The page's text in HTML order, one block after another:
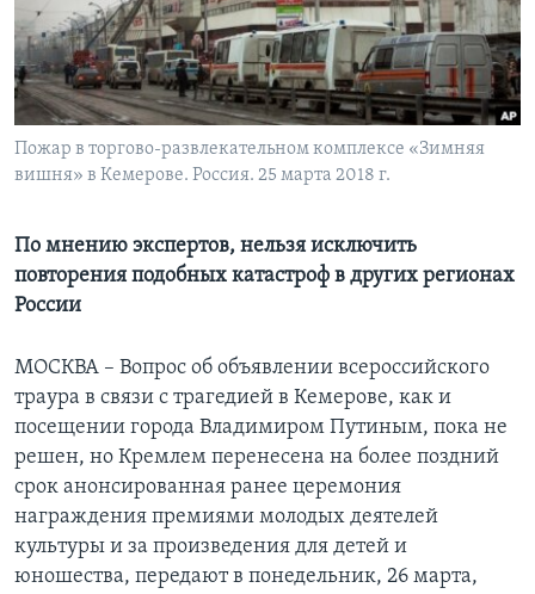
Learning English
СОЦИАЛЬНЫЕ СЕТИ
Пожар в торгово-развлекательном комплексе «Зимняя
вишня» в Кемерове. Россия. 25 марта 2018 г.
По мнению экспертов, нельзя исключить
повторения подобных катастроф в других регионах
России
МОСКВА – Вопрос об объявлении всероссийского
траура в связи с трагедией в Кемерове, как и
посещении города Владимиром Путиным, пока не
решен, но Кремлем перенесена на более поздний
срок анонсированная ранее церемония
награждения премиями молодых деятелей
культуры и за произведения для детей и
юношества, передают в понедельник, 26 марта,